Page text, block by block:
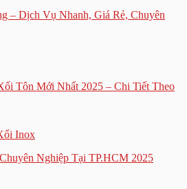
– Dịch Vụ Nhanh, Giá Rẻ, Chuyên
Tôn Mới Nhất 2025 – Chi Tiết Theo
Nghiệp Tại TP.HCM 2025